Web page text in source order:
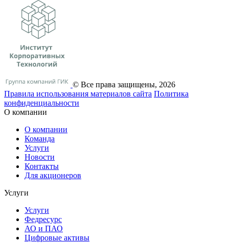
© Все права защищены, 2026
Правила использования материалов сайта Политика
конфиденциальности
О компании
О компании
Команда
Услуги
Новости
Контакты
Для акционеров
Услуги
Услуги
Федресурс
АО и ПАО
Цифровые активы